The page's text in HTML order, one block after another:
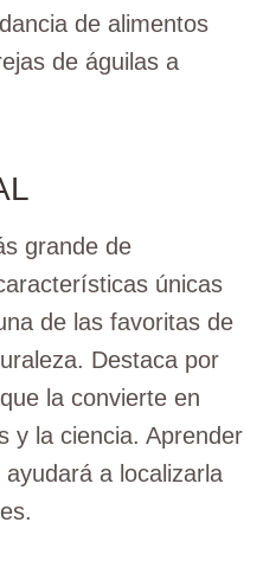
de alimentos
de águilas a
grande de
únicas
de las favoritas de
Destaca por
la convierte en
y la ciencia. Aprender
a localizarla